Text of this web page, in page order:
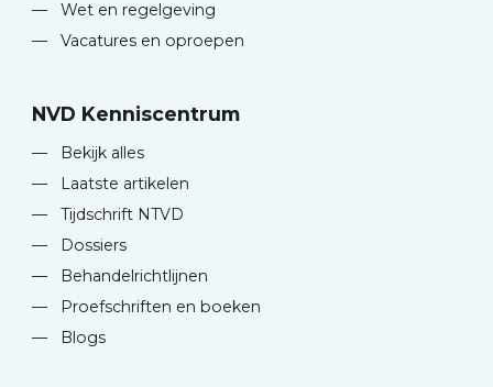
—
Wet en regelgeving
—
Vacatures en oproepen
NVD Kenniscentrum
—
Bekijk alles
—
Laatste artikelen
—
Tijdschrift NTVD
—
Dossiers
—
Behandelrichtlijnen
—
Proefschriften en boeken
—
Blogs